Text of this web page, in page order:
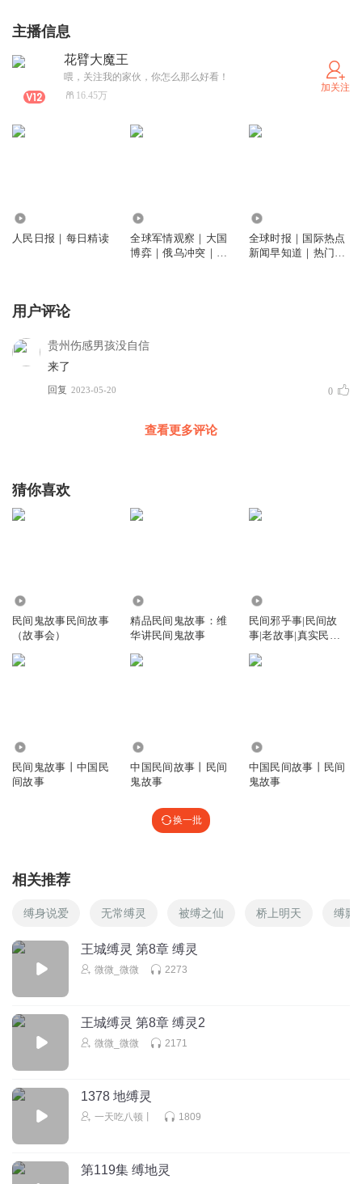
主播信息
花臂大魔王
喂，关注我的家伙，你怎么那么好看！
16.45万
加关注
人民日报｜每日精读
全球军情观察｜大国
博弈｜俄乌冲突｜中
全球时报｜国际热点
新闻早知道｜热门话
用户评论
贵州伤感男孩没自信
来了
回复 2023-05-20 0
查看更多评论
猜你喜欢
民间鬼故事民间故事
（故事会）
精品民间鬼故事：维
华讲民间鬼故事
民间邪乎事|民间故
事|老故事|真实民间
民间鬼故事丨中国民
间故事
中国民间故事丨民间
鬼故事
中国民间故事丨民间
鬼故事
换一批
相关推荐
缚身说爱 无常缚灵 被缚之仙 桥上明天 缚影
王城缚灵 第8章 缚灵
微微_微微 2273
王城缚灵 第8章 缚灵2
微微_微微 2171
1378 地缚灵
一天吃八顿丨 1809
第119集 缚地灵